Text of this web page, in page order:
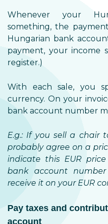
Whenever your
something, the
Hungarian bank
payment, your income
register.)
With each sale, you
currency. On your
bank account number
E.g.: If you sell a chair
probably agree on a
indicate this EUR
bank account
receive it on your EUR
Pay taxes and
account